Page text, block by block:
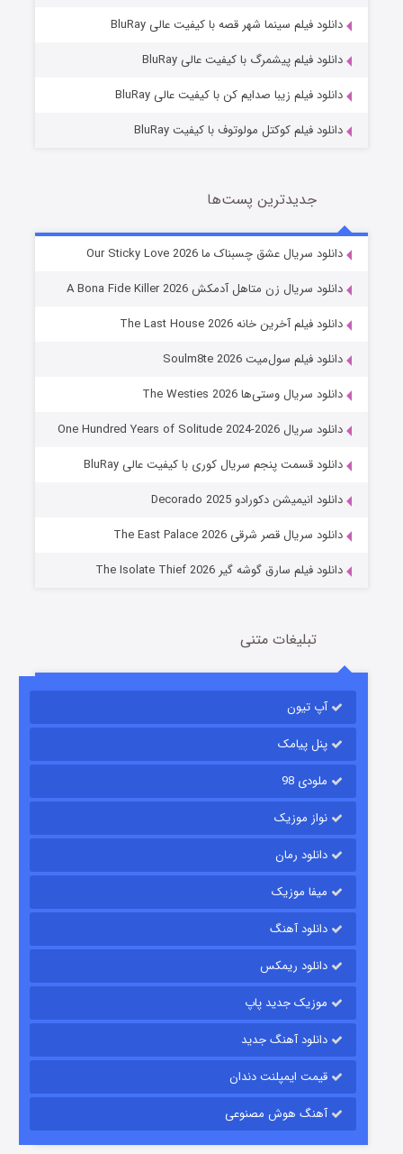
شوهر
عملیات آپارتمان
قسمت2 (زیرنویس) منتشر شد
قسمت
دانلود فیلم سینما شهر قصه با کیفیت عالی BluRay
دانلود فیلم پیشمرگ با کیفیت عالی BluRay
دانلود فیلم زیبا صدایم کن با کیفیت عالی BluRay
دانلود فیلم کوکتل مولوتوف با کیفیت BluRay
جدیدترین پست‌ها
دانلود سریال عشق چسبناک ما Our Sticky Love 2026
دانلود سریال زن متاهل آدمکش A Bona Fide Killer 2026
دانلود فیلم آخرین خانه The Last House 2026
دانلود فیلم سول‌میت Soulm8te 2026
دانلود سریال وستی‌ها The Westies 2026
دانلود سریال One Hundred Years of Solitude 2024-2026
دانلود قسمت پنجم سریال کوری با کیفیت عالی BluRay
دانلود انیمیشن دکورادو Decorado 2025
دانلود سریال قصر شرقی The East Palace 2026
دانلود فیلم سارق گوشه گیر The Isolate Thief 2026
تبلیغات متنی
آپ تیون
پنل پیامک
ملودی 98
نواز موزیک
دانلود رمان
میفا موزیک
دانلود آهنگ
دانلود ریمکس
موزیک جدید پاپ
دانلود آهنگ جدید
قیمت ایمپلنت دندان
آهنگ هوش مصنوعی